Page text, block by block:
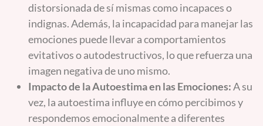
distorsionada de sí mismas como incapaces o
indignas. Además, la incapacidad para manejar las
emociones puede llevar a comportamientos
evitativos o autodestructivos, lo que refuerza una
imagen negativa de uno mismo.
Impacto de la Autoestima en las Emociones:A su
vez, la autoestima influye en cómo percibimos y
respondemos emocionalmente a diferentes